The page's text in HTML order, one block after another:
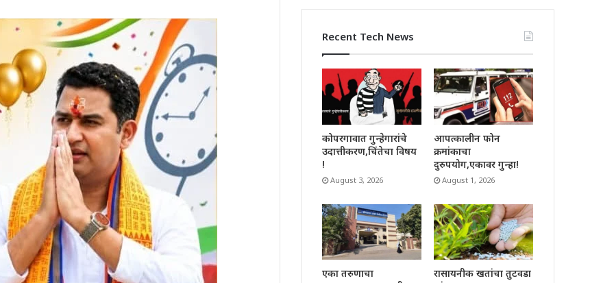
Recent Tech News
कोपरगावात गुन्हेगारांचे
उदात्तीकरण,चिंतेचा विषय
!
August 3, 2026
आपत्कालीन फोन
क्रमांकाचा
दुरुपयोग,एकावर गुन्हा!
August 1, 2026
एका तरुणाचा
रासायनीक खतांचा तुटवडा